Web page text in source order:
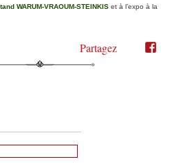
WARUM-VRAOUM-STEINKIS et à l’expo à la
Partagez
Partager
Partager